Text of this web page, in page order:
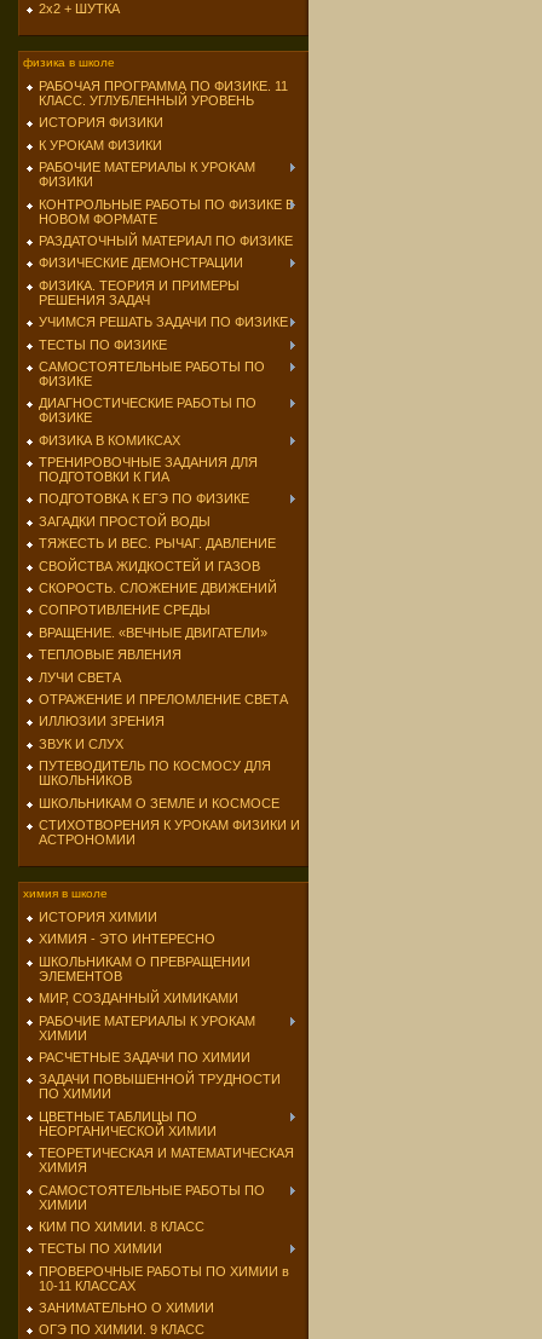
2х2 + ШУТКА
физика в школе
РАБОЧАЯ ПРОГРАММА ПО ФИЗИКЕ. 11
КЛАСС. УГЛУБЛЕННЫЙ УРОВЕНЬ
ИСТОРИЯ ФИЗИКИ
К УРОКАМ ФИЗИКИ
РАБОЧИЕ МАТЕРИАЛЫ К УРОКАМ
ФИЗИКИ
КОНТРОЛЬНЫЕ РАБОТЫ ПО ФИЗИКЕ В
НОВОМ ФОРМАТЕ
РАЗДАТОЧНЫЙ МАТЕРИАЛ ПО ФИЗИКЕ
ФИЗИЧЕСКИЕ ДЕМОНСТРАЦИИ
ФИЗИКА. ТЕОРИЯ И ПРИМЕРЫ
РЕШЕНИЯ ЗАДАЧ
УЧИМСЯ РЕШАТЬ ЗАДАЧИ ПО ФИЗИКЕ
ТЕСТЫ ПО ФИЗИКЕ
САМОСТОЯТЕЛЬНЫЕ РАБОТЫ ПО
ФИЗИКЕ
ДИАГНОСТИЧЕСКИЕ РАБОТЫ ПО
ФИЗИКЕ
ФИЗИКА В КОМИКСАХ
ТРЕНИРОВОЧНЫЕ ЗАДАНИЯ ДЛЯ
ПОДГОТОВКИ К ГИА
ПОДГОТОВКА К ЕГЭ ПО ФИЗИКЕ
ЗАГАДКИ ПРОСТОЙ ВОДЫ
ТЯЖЕСТЬ И ВЕС. РЫЧАГ. ДАВЛЕНИЕ
СВОЙСТВА ЖИДКОСТЕЙ И ГАЗОВ
СКОРОСТЬ. СЛОЖЕНИЕ ДВИЖЕНИЙ
СОПРОТИВЛЕНИЕ СРЕДЫ
ВРАЩЕНИЕ. «ВЕЧНЫЕ ДВИГАТЕЛИ»
ТЕПЛОВЫЕ ЯВЛЕНИЯ
ЛУЧИ СВЕТА
ОТРАЖЕНИЕ И ПРЕЛОМЛЕНИЕ СВЕТА
ИЛЛЮЗИИ ЗРЕНИЯ
ЗВУК И СЛУХ
ПУТЕВОДИТЕЛЬ ПО КОСМОСУ ДЛЯ
ШКОЛЬНИКОВ
ШКОЛЬНИКАМ О ЗЕМЛЕ И КОСМОСЕ
СТИХОТВОРЕНИЯ К УРОКАМ ФИЗИКИ И
АСТРОНОМИИ
химия в школе
ИСТОРИЯ ХИМИИ
ХИМИЯ - ЭТО ИНТЕРЕСНО
ШКОЛЬНИКАМ О ПРЕВРАЩЕНИИ
ЭЛЕМЕНТОВ
МИР, СОЗДАННЫЙ ХИМИКАМИ
РАБОЧИЕ МАТЕРИАЛЫ К УРОКАМ
ХИМИИ
РАСЧЕТНЫЕ ЗАДАЧИ ПО ХИМИИ
ЗАДАЧИ ПОВЫШЕННОЙ ТРУДНОСТИ
ПО ХИМИИ
ЦВЕТНЫЕ ТАБЛИЦЫ ПО
НЕОРГАНИЧЕСКОЙ ХИМИИ
ТЕОРЕТИЧЕСКАЯ И МАТЕМАТИЧЕСКАЯ
ХИМИЯ
САМОСТОЯТЕЛЬНЫЕ РАБОТЫ ПО
ХИМИИ
КИМ ПО ХИМИИ. 8 КЛАСС
ТЕСТЫ ПО ХИМИИ
ПРОВЕРОЧНЫЕ РАБОТЫ ПО ХИМИИ в
10-11 КЛАССАХ
ЗАНИМАТЕЛЬНО О ХИМИИ
ОГЭ ПО ХИМИИ. 9 КЛАСС